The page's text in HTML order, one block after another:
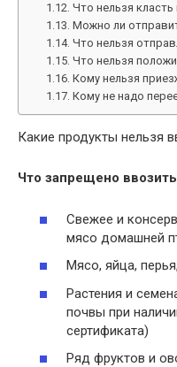
Что нельзя
Можно ли
Что нельзя
Что нельзя
Кому нельзя
Кому не надо
Какие продукты нельзя
Что запрещено
Свежее и
мясо домашней
Мясо, яйца,
Растения и
почвы при
сертификата)
Ряд фруктов и